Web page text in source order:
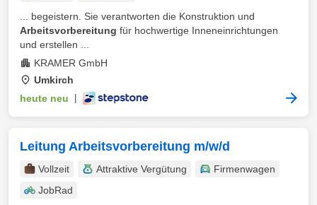
... begeistern. Sie verantworten die Konstruktion und
Arbeitsvorbereitung für hochwertige Inneneinrichtungen
und erstellen ...
KRAMER GmbH
Umkirch
heute neu
Leitung Arbeitsvorbereitung m/w/d
Vollzeit Attraktive Vergütung
Firmenwagen
JobRad